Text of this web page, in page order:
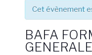
Cet évènement
BAFA
GENERALE